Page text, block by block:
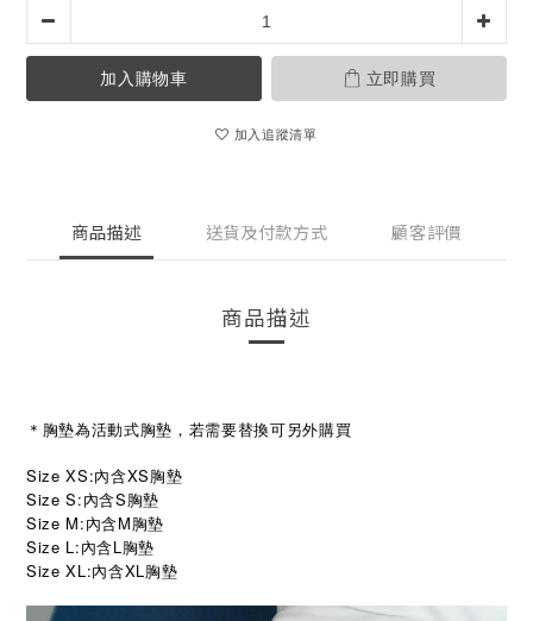
加入購物車 立即購買
加入追蹤清單
商品描述 送貨及付款方式 顧客評價
商品描述
＊胸墊為活動式胸墊，若需要替換可另外購買
Size XS:內含XS胸墊
Size S:內含S胸墊
Size M:內含M胸墊
Size L:內含L胸墊
Size XL:內含XL胸墊